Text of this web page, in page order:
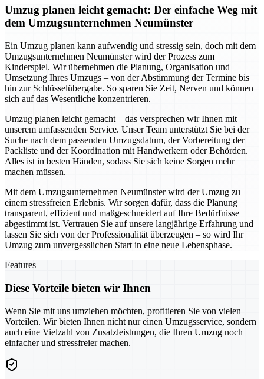
Umzug planen leicht gemacht: Der einfache Weg mit
dem Umzugsunternehmen Neumünster
Ein Umzug planen kann aufwendig und stressig sein, doch mit dem
Umzugsunternehmen Neumünster wird der Prozess zum
Kinderspiel. Wir übernehmen die Planung, Organisation und
Umsetzung Ihres Umzugs – von der Abstimmung der Termine bis
hin zur Schlüsselübergabe. So sparen Sie Zeit, Nerven und können
sich auf das Wesentliche konzentrieren.
Umzug planen leicht gemacht – das versprechen wir Ihnen mit
unserem umfassenden Service. Unser Team unterstützt Sie bei der
Suche nach dem passenden Umzugsdatum, der Vorbereitung der
Packliste und der Koordination mit Handwerkern oder Behörden.
Alles ist in besten Händen, sodass Sie sich keine Sorgen mehr
machen müssen.
Mit dem Umzugsunternehmen Neumünster wird der Umzug zu
einem stressfreien Erlebnis. Wir sorgen dafür, dass die Planung
transparent, effizient und maßgeschneidert auf Ihre Bedürfnisse
abgestimmt ist. Vertrauen Sie auf unsere langjährige Erfahrung und
lassen Sie sich von der Professionalität überzeugen – so wird Ihr
Umzug zum unvergesslichen Start in eine neue Lebensphase.
Features
Diese Vorteile bieten wir Ihnen
Wenn Sie mit uns umziehen möchten, profitieren Sie von vielen
Vorteilen. Wir bieten Ihnen nicht nur einen Umzugsservice, sondern
auch eine Vielzahl von Zusatzleistungen, die Ihren Umzug noch
einfacher und stressfreier machen.